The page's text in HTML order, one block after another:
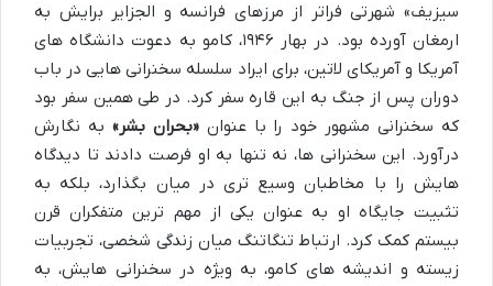
سیزیف» شهرتی فراتر از مرزهای فرانسه و الجزایر برایش به
ارمغان آورده بود. در بهار ۱۹۴۶، کامو به دعوت دانشگاه های
آمریکا و آمریکای لاتین، برای ایراد سلسله سخنرانی هایی در باب
دوران پس از جنگ به این قاره سفر کرد. در طی همین سفر بود
که سخنرانی مشهور خود را با عنوان«بحران بشر» به نگارش
درآورد. این سخنرانی ها، نه تنها به او فرصت دادند تا دیدگاه
هایش را با مخاطبان وسیع تری در میان بگذارد، بلکه به
تثبیت جایگاه او به عنوان یکی از مهم ترین متفکران قرن
بیستم کمک کرد. ارتباط تنگاتنگ میان زندگی شخصی، تجربیات
زیسته و اندیشه های کامو، به ویژه در سخنرانی هایش، به